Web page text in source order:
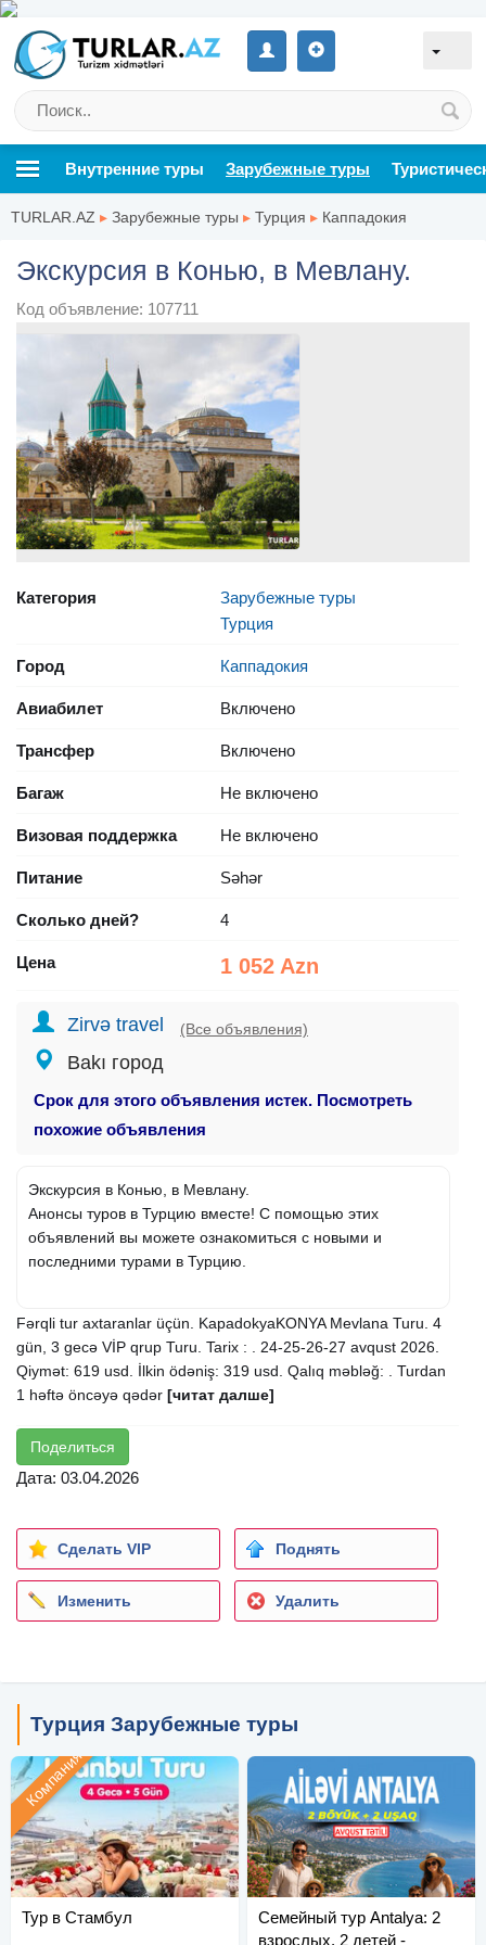
Внутренние туры Зарубежные туры
TURLAR.AZ ▸ Зарубежные туры ▸ Турция ▸ Каппадокия
Экскурсия в Конью, в Мевлану.
Код объявление: 107711
Категория
Зарубежные туры
Турция
Город Каппадокия
Авиабилет Включено
Трансфер Включено
Багаж Не включено
Визовая поддержка Не включено
Питание Səhər
Сколько дней? 4
Цена 1 052 Azn
Zirvə travel (Все объявления)
Bakı город
Срок для этого объявления истек. Посмотреть
похожие объявления
Экскурсия в Конью, в Мевлану.
Анонсы туров в Турцию вместе! С помощью этих
объявлений вы можете ознакомиться с новыми и
последними турами в Турцию.
Fərqli tur axtaranlar üçün. KapadokyaKONYA Mevlana Turu. 4
gün, 3 gecə VİP qrup Turu. Tarix : . 24-25-26-27 avqust 2026.
Qiymət: 619 usd. İlkin ödəniş: 319 usd. Qalıq məbləğ: . Turdan
1 həftə öncəyə qədər [читат далше]
Поделиться
Дата: 03.04.2026
Сделать VIP Поднять
Изменить Удалить
Турция Зарубежные туры
Тур в Стамбул
Компания
Семейный тур Antalya: 2
взрослых, 2 детей -